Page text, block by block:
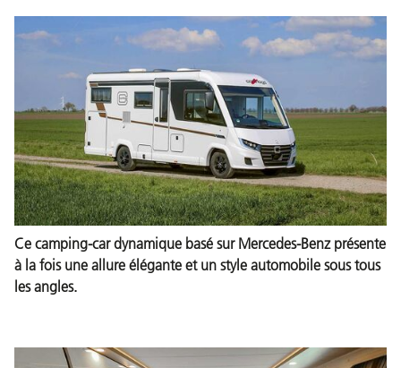
Ce camping-car dynamique basé sur Mercedes-Benz présente
à la fois une allure élégante et un style automobile sous tous
les angles.